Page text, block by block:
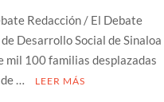
Redacción / El Debate
Desarrollo Social de Sinaloa
mil 100 familias desplazadas
…
LEER MÁS